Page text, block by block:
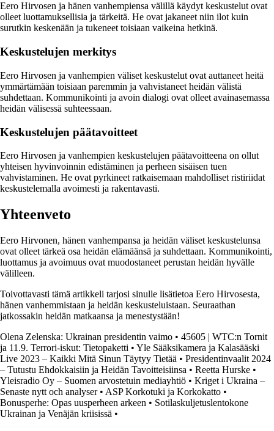
Eero Hirvosen ja hänen vanhempiensa välillä käydyt keskustelut ovat
olleet luottamuksellisia ja tärkeitä. He ovat jakaneet niin ilot kuin
surutkin keskenään ja tukeneet toisiaan vaikeina hetkinä.
Keskustelujen merkitys
Eero Hirvosen ja vanhempien väliset keskustelut ovat auttaneet heitä
ymmärtämään toisiaan paremmin ja vahvistaneet heidän välistä
suhdettaan. Kommunikointi ja avoin dialogi ovat olleet avainasemassa
heidän välisessä suhteessaan.
Keskustelujen päätavoitteet
Eero Hirvosen ja vanhempien keskustelujen päätavoitteena on ollut
yhteisen hyvinvoinnin edistäminen ja perheen sisäisen tuen
vahvistaminen. He ovat pyrkineet ratkaisemaan mahdolliset ristiriidat
keskustelemalla avoimesti ja rakentavasti.
Yhteenveto
Eero Hirvonen, hänen vanhempansa ja heidän väliset keskustelunsa
ovat olleet tärkeä osa heidän elämäänsä ja suhdettaan. Kommunikointi,
luottamus ja avoimuus ovat muodostaneet perustan heidän hyvälle
välilleen.
Toivottavasti tämä artikkeli tarjosi sinulle lisätietoa Eero Hirvosesta,
hänen vanhemmistaan ja heidän keskusteluistaan. Seuraathan
jatkossakin heidän matkaansa ja menestystään!
Olena Zelenska: Ukrainan presidentin vaimo • 45605 | WTC:n Tornit
ja 11.9. Terrori-iskut: Tietopaketti • Yle Sääksikamera ja Kalasääski
Live 2023 – Kaikki Mitä Sinun Täytyy Tietää • Presidentinvaalit 2024
– Tutustu Ehdokkaisiin ja Heidän Tavoitteisiinsa • Reetta Hurske •
Yleisradio Oy – Suomen arvostetuin mediayhtiö • Kriget i Ukraina –
Senaste nytt och analyser• ASP Korkotuki ja Korkokatto •
Bonusperhe: Opas uusperheen arkeen • Sotilaskuljetuslentokone
Ukrainan ja Venäjän kriisissä •